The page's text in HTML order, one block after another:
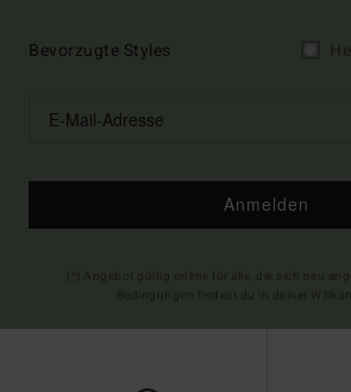
Bevorzugte Styles
Anmelden